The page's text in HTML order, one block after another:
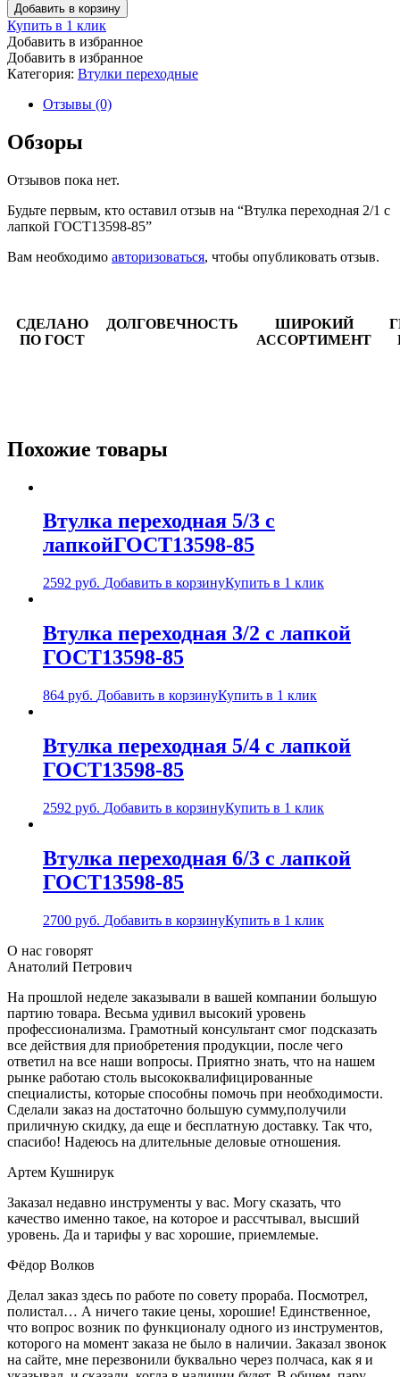
Добавить в корзину
Купить в 1 клик
Добавить в избранное
Добавить в избранное
Категория: Втулки переходные
Отзывы (0)
Обзоры
Отзывов пока нет.
Будьте первым, кто оставил отзыв на “Втулка переходная 2/1 с
лапкой ГОСТ13598-85”
Вам необходимо авторизоваться, чтобы опубликовать отзыв.
СДЕЛАНО
ПО ГОСТ
ДОЛГОВЕЧНОСТЬ
ШИРОКИЙ
АССОРТИМЕНТ
Похожие товары
Втулка переходная 5/3 с
лапкойГОСТ13598-85
2592 руб. Добавить в корзинуКупить в 1 клик
Втулка переходная 3/2 с лапкой
ГОСТ13598-85
864 руб. Добавить в корзинуКупить в 1 клик
Втулка переходная 5/4 с лапкой
ГОСТ13598-85
2592 руб. Добавить в корзинуКупить в 1 клик
Втулка переходная 6/3 с лапкой
ГОСТ13598-85
2700 руб. Добавить в корзинуКупить в 1 клик
О нас говорят
Анатолий Петрович
На прошлой неделе заказывали в вашей компании большую
партию товара. Весьма удивил высокий уровень
профессионализма. Грамотный консультант смог подсказать
все действия для приобретения продукции, после чего
ответил на все наши вопросы. Приятно знать, что на нашем
рынке работаю столь высококвалифицированные
специалисты, которые способны помочь при необходимости.
Сделали заказ на достаточно большую сумму,получили
приличную скидку, да еще и бесплатную доставку. Так что,
спасибо! Надеюсь на длительные деловые отношения.
Артем Кушнирук
Заказал недавно инструменты у вас. Могу сказать, что
качество именно такое, на которое и рассчтывал, высший
уровень. Да и тарифы у вас хорошие, приемлемые.
Фёдор Волков
Делал заказ здесь по работе по совету прораба. Посмотрел,
полистал… А ничего такие цены, хорошие! Единственное,
что вопрос возник по функционалу одного из инструментов,
которого на момент заказа не было в наличии. Заказал звонок
на сайте, мне перезвонили буквально через полчаса, как я и